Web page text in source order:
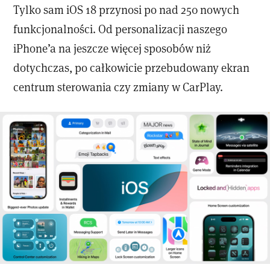
Tylko sam iOS 18 przynosi po nad 250 nowych
funkcjonalności. Od personalizacji naszego
iPhone’a na jeszcze więcej sposobów niż
dotychczas, po całkowicie przebudowany ekran
centrum sterowania czy zmiany w CarPlay.